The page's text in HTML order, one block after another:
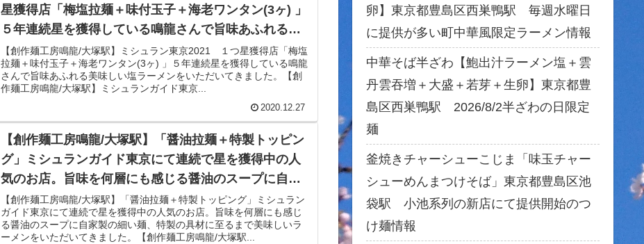
星獲得店「梅塩拉麺＋味付玉子＋海老ワンタン(3ヶ) 」
５年連続星を獲得している鳴龍さんで旨味あふれる美
味しい塩ラーメンをいただいてきました。
【創作麺工房鳴龍/大塚駅】ミシュラン東京2021 １つ星獲得店「梅塩
拉麺＋味付玉子＋海老ワンタン(3ヶ) 」５年連続星を獲得している鳴龍
さんで旨味あふれる美味しい塩ラーメンをいただいてきました。【創
作麺工房鳴龍/大塚駅】ミシュランガイド東京...
2020.12.27
【創作麺工房鳴龍/大塚駅】「醤油拉麺＋特製トッピン
グ」ミシュランガイド東京にて連続で星を獲得中の人
気のお店。旨味を何層にも感じる醤油のスープに自家
製の細い麺、特製の具材に至るまで美味しいラーメン
をいただいてきました。
【創作麺工房鳴龍/大塚駅】「醤油拉麺＋特製トッピング」ミシュラン
ガイド東京にて連続で星を獲得中の人気のお店。旨味を何層にも感じ
る醤油のスープに自家製の細い麺、特製の具材に至るまで美味しいラ
ーメンをいただいてきました。【創作麺工房鳴龍/大塚駅...
卵】東京都豊島区西巣鴨駅 毎週水曜日
に提供が多い町中華風限定ラーメン情報
中華そば半ざわ【鮑出汁ラーメン塩＋雲
丹雲吞増＋大盛＋若芽＋生卵】東京都豊
島区西巣鴨駅 2026/8/2半ざわの日限定
麺
釜焼きチャーシューこじま「味玉チャー
シューめんまつけそば」東京都豊島区池
袋駅 小池系列の新店にて提供開始のつ
け麺情報